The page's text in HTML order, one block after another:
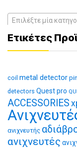
Επιλέξτε μία
Ετικέτες
coil metal detector
detectors Quest pro
ACCESSORIES
ανιχνευτής
ανιχνευτές